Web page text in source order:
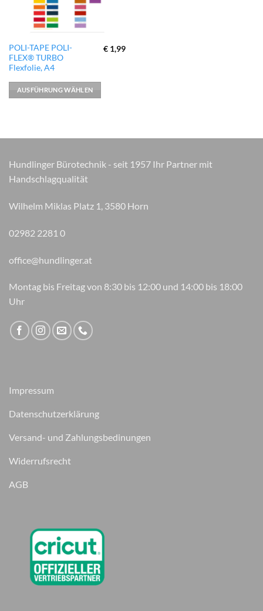
POLI-TAPE POLI-
FLEX® TURBO
Flexfolie, A4
€ 1,99
AUSFÜHRUNG WÄHLEN
Dieses
Produkt
weist
mehrere
Varianten
der
Produktseite
werden
Hundlinger Bürotechnik - seit 1957 Ihr Partner mit
Handschlagqualität
Wilhelm Miklas Platz 1, 3580 Horn
02982 2281 0
office@hundlinger.at
Montag bis Freitag von 8:30 bis 12:00 und 14:00 bis 18:00
Uhr
Impressum
Datenschutzerklärung
Versand- und Zahlungsbedinungen
Widerrufsrecht
AGB